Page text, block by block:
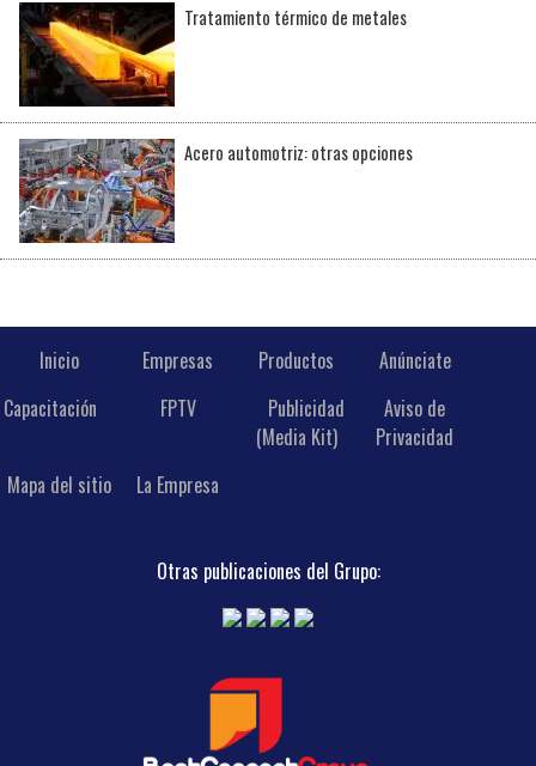
Tratamiento térmico de metales
Acero automotriz: otras opciones
Inicio Empresas Productos
Anúnciate
Capacitación
FPTV
Publicidad
(Media Kit)
Aviso de
Privacidad
Mapa del sitio
La Empresa
Otras publicaciones del Grupo: